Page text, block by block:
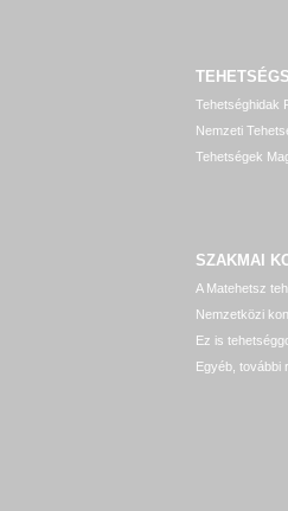
Tehetséghidak
Nemzeti
Tehetségek
SZAKMAI
A Matehetsz
Nemzetközi
Ez is
Egyéb, további